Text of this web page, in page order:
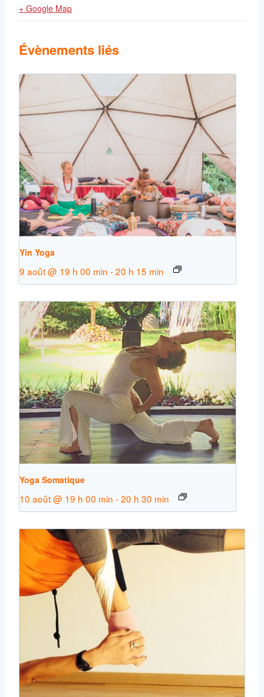
+ Google Map
Évènements liés
Yin Yoga
9 août @ 19 h 00 min -20 h 15 min
Yoga Somatique
10 août @ 19 h 00 min -20 h 30 min